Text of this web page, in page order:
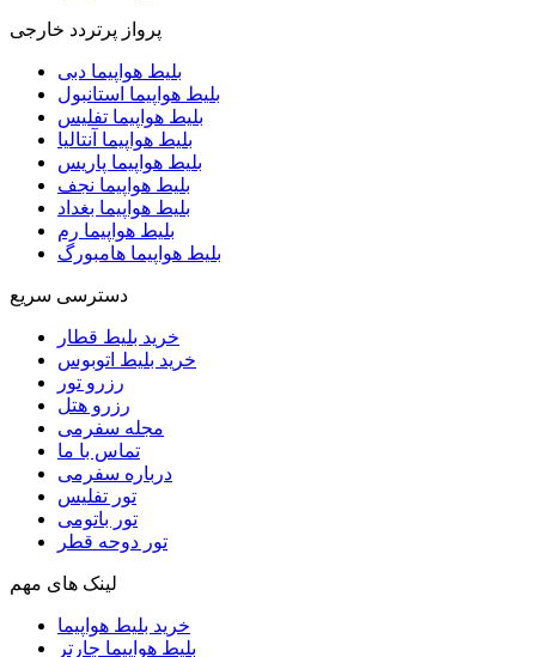
پرواز پرتردد خارجی
بلیط هواپیما دبی
بلیط هواپیما استانبول
بلیط هواپیما تفلیس
بلیط هواپیما آنتالیا
بلیط هواپیما پاریس
بلیط هواپیما نجف
بلیط هواپیما بغداد
بلیط هواپیما رم
بلیط هواپیما هامبورگ
دسترسی سریع
خرید بلیط قطار
خرید بلیط اتوبوس
رزرو تور
رزرو هتل
مجله سفرمی
تماس با ما
درباره سفرمی
تور تفلیس
تور باتومی
تور دوحه قطر
لینک های مهم
خرید بلیط هواپیما
بلیط هواپیما چارتر